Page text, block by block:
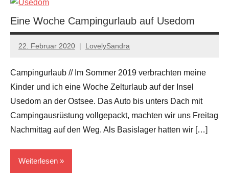
Polen
Reiseziele
Eine Woche Campingurlaub auf Usedom
22. Februar 2020 LovelySandra
Keine
Campingurlaub // Im Sommer 2019 verbrachten meine
Kinder und ich eine Woche Zelturlaub auf der Insel
Usedom an der Ostsee. Das Auto bis unters Dach mit
Campingausrüstung vollgepackt, machten wir uns Freitag
Nachmittag auf den Weg. Als Basislager hatten wir […]
Weiterlesen